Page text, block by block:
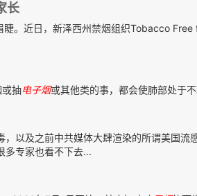
长
睫。近日，新泽西州禁烟组织Tobacco
或抽电子烟或其他类的事，都会使肺部处于
，以及之前中共媒体大肆渲染的所谓美国流
多专家也看不下去...